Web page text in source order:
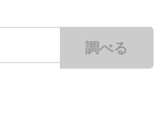
調べる